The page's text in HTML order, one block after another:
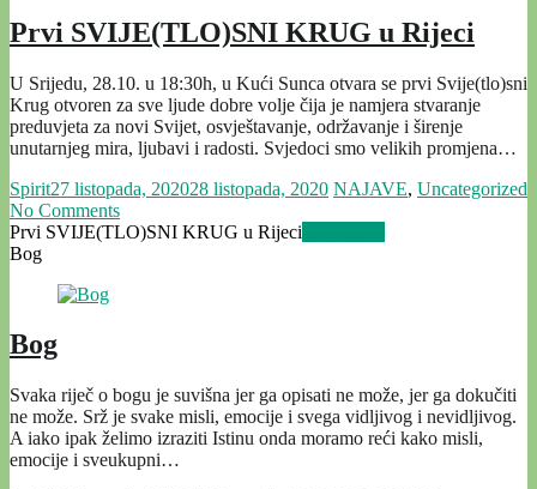
Prvi SVIJE(TLO)SNI KRUG u Rijeci
U Srijedu, 28.10. u 18:30h, u Kući Sunca otvara se prvi Svije(tlo)sni
Krug otvoren za sve ljude dobre volje čija je namjera stvaranje
preduvjeta za novi Svijet, osvještavanje, održavanje i širenje
unutarnjeg mira, ljubavi i radosti. Svjedoci smo velikih promjena…
Spirit27 listopada, 202028 listopada, 2020 NAJAVE, Uncategorized
No Comments
Prvi SVIJE(TLO)SNI KRUG u Rijeci
Bog
Bog
Svaka riječ o bogu je suvišna jer ga opisati ne može, jer ga dokučiti
ne može. Srž je svake misli, emocije i svega vidljivog i nevidljivog.
A iako ipak želimo izraziti Istinu onda moramo reći kako misli,
emocije i sveukupni…